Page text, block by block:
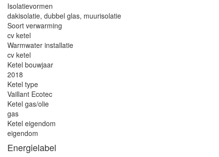
Isolatievormen
dakisolatie, dubbel glas, muurisolatie
Soort verwarming
cv ketel
Warmwater installatie
cv ketel
Ketel bouwjaar
2018
Ketel type
Vaillant Ecotec
Ketel gas/olie
gas
Ketel eigendom
eigendom
Energielabel